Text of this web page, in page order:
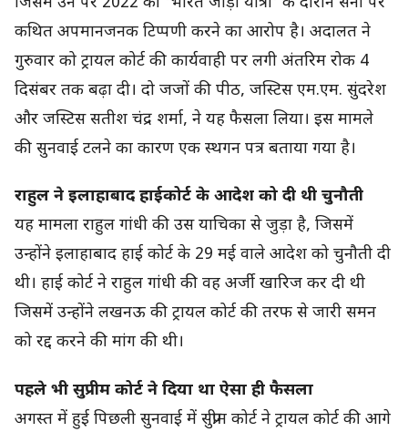
कथित अपमानजनक टिप्पणी करने का आरोप है। अदालत ने
गुरुवार को ट्रायल कोर्ट की कार्यवाही पर लगी अंतरिम रोक 4
दिसंबर तक बढ़ा दी। दो जजों की पीठ, जस्टिस एम.एम. सुंदरेश
और जस्टिस सतीश चंद्र शर्मा, ने यह फैसला लिया। इस मामले
की सुनवाई टलने का कारण एक स्थगन पत्र बताया गया है।
राहुल ने इलाहाबाद हाईकोर्ट के आदेश को दी थी चुनौती
यह मामला राहुल गांधी की उस याचिका से जुड़ा है, जिसमें
उन्होंने इलाहाबाद हाई कोर्ट के 29 मई वाले आदेश को चुनौती दी
थी। हाई कोर्ट ने राहुल गांधी की वह अर्जी खारिज कर दी थी
जिसमें उन्होंने लखनऊ की ट्रायल कोर्ट की तरफ से जारी समन
को रद्द करने की मांग की थी।
पहले भी सुप्रीम कोर्ट ने दिया था ऐसा ही फैसला
अगस्त में हुई पिछली सुनवाई में सुप्रीम कोर्ट ने ट्रायल कोर्ट की आगे